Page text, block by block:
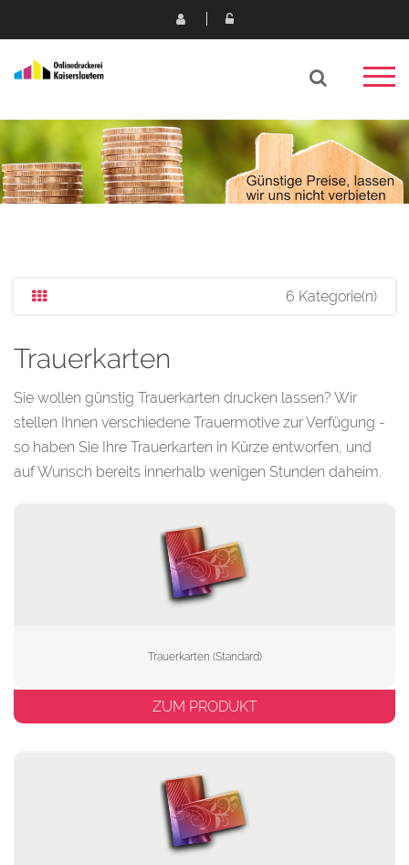
6 Kategorie(n)
Trauerkarten
Sie wollen günstig Trauerkarten drucken lassen? Wir
stellen Ihnen verschiedene Trauermotive zur Verfügung -
so haben Sie Ihre Trauerkarten in Kürze entworfen, und
auf Wunsch bereits innerhalb wenigen Stunden daheim.
Trauerkarten (Standard)
ZUM PRODUKT